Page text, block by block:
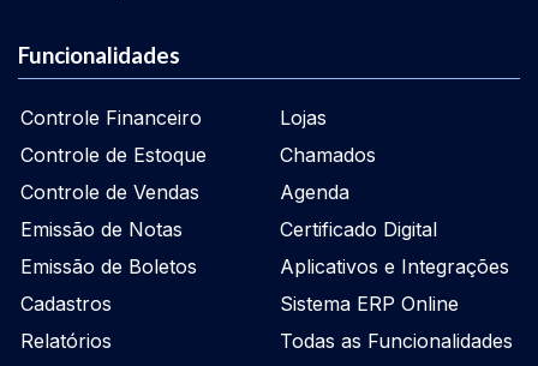
Funcionalidades
Controle Financeiro
Controle de Estoque
Controle de Vendas
Emissão de Notas
Emissão de Boletos
Cadastros
Relatórios
Lojas
Chamados
Agenda
Certificado Digital
Aplicativos e Integrações
Sistema ERP Online
Todas as Funcionalidades